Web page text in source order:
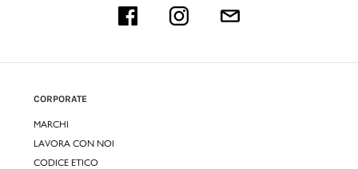
CORPORATE
MARCHI
LAVORA CON NOI
CODICE ETICO